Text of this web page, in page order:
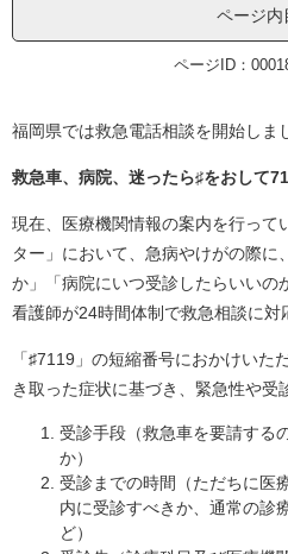
ページ内
ページID：
福岡県では救急電話相談を開始しま
救急車、病院、迷ったら♯をおして
現在、医療機関情報の案内を行って
ター」において、急病やけがの際
か」「病院にいつ受診したらいいの
看護師が24時間体制で救急相談に対
「♯7119」の短縮番号におかけいた
き取った症状に基づき、緊急性や受
受診手段（救急車を要請する
か）
受診までの時間（ただちに医
内に受診すべきか、通常の診
ど）